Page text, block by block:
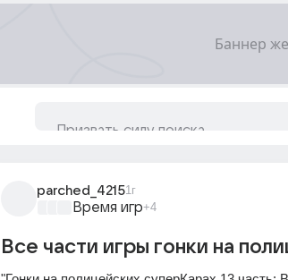
parched_42151г
Время игр+4
Все части игры гонки на